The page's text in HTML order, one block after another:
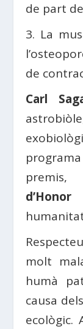
de part
3. La
de
Carl
programa
premis,
d’Honor
molt
humà
causa
ecològic.